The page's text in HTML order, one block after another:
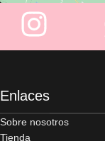
Enlaces
Sobre nosotros
Tienda